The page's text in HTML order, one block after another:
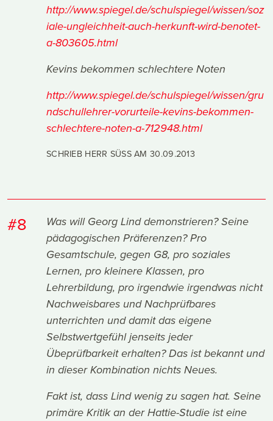
http://www.spiegel.de/schulspiegel/wissen/soz
iale-ungleichheit-auch-herkunft-wird-benotet-
a-803605.html
Kevins bekommen schlechtere Noten
http://www.spiegel.de/schulspiegel/wissen/gru
ndschullehrer-vorurteile-kevins-bekommen-
schlechtere-noten-a-712948.html
SCHRIEB HERR SÜSS AM30.09.2013
#8
Was will Georg Lind demonstrieren? Seine
pädagogischen Präferenzen? Pro
Gesamtschule, gegen G8, pro soziales
Lernen, pro kleinere Klassen, pro
Lehrerbildung, pro irgendwie irgendwas nicht
Nachweisbares und Nachprüfbares
unterrichten und damit das eigene
Selbstwertgefühl jenseits jeder
Übeprüfbarkeit erhalten? Das ist bekannt und
in dieser Kombination nichts Neues.
Fakt ist, dass Lind wenig zu sagen hat. Seine
primäre Kritik an der Hattie-Studie ist eine